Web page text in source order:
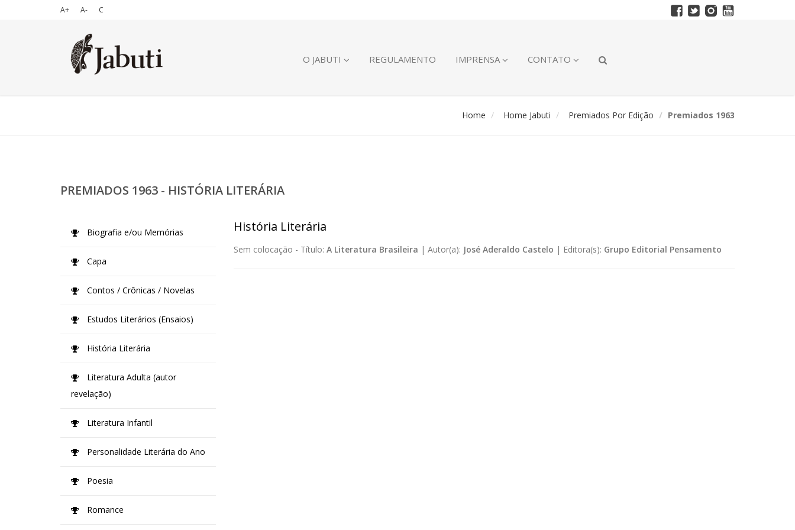
A+ A- C
O JABUTI REGULAMENTO IMPRENSA CONTATO
Home Home Jabuti Premiados Por Edição Premiados 1963
PREMIADOS 1963 - HISTÓRIA LITERÁRIA
História Literária
Sem colocação - Título: A Literatura Brasileira | Autor(a): José Aderaldo Castelo | Editora(s): Grupo Editorial Pensamento
Biografia e/ou Memórias
Capa
Contos / Crônicas / Novelas
Estudos Literários (Ensaios)
História Literária
Literatura Adulta (autor
revelação)
Literatura Infantil
Personalidade Literária do Ano
Poesia
Romance